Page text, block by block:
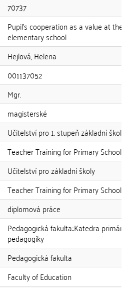
70737
Pupil's cooperation as a value at the
elementary school
Hejlová, Helena
001137052
Mgr.
magisterské
Učitelství pro 1. stupeň základní školy
Teacher Training for Primary Schools
Učitelství pro základní školy
Teacher Training for Primary Schools
diplomová práce
Pedagogická fakulta::Katedra primární
pedagogiky
Pedagogická fakulta
Faculty of Education